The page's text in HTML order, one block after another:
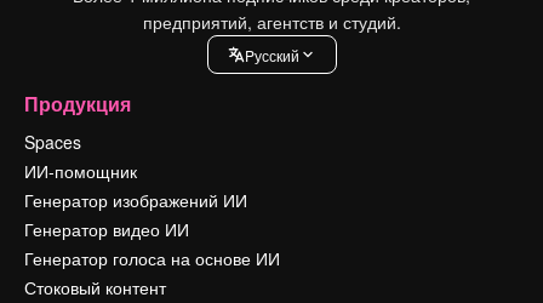
предприятий, агентств и студий.
Pусский
Продукция
Spaces
ИИ-помощник
Генератор изображений ИИ
Генератор видео ИИ
Генератор голоса на основе ИИ
Стоковый контент